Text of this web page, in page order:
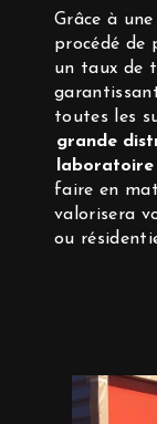
Grâce à
procédé de
un taux de
toutes les
grande
laboratoire
faire en
valorisera
ou